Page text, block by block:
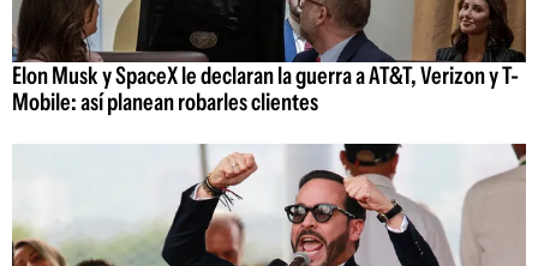
Elon Musk y SpaceX le declaran la guerra a AT&T, Verizon y T-
Mobile: así planean robarles clientes